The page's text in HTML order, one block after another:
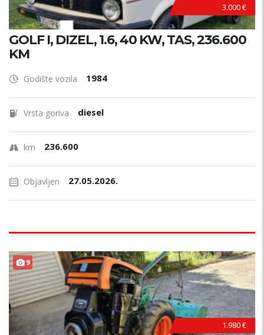
3.000 €
GOLF I, DIZEL, 1.6, 40 KW, TAS, 236.600
KM
Godište vozila 1984
Vrsta goriva diesel
km 236.600
Objavljen 27.05.2026.
9
1.980 €